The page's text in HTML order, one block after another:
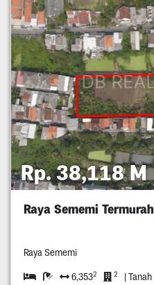
Rp. 38,118 M
Raya Sememi Termurah
Raya Sememi
6,3532 2 | Tanah